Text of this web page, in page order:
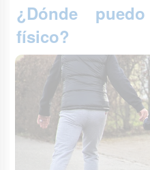
¿Dónde
físico?